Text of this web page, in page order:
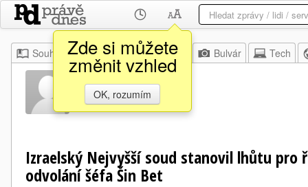
Zde si můžete
změnit vzhled
OK, rozumím
Souhrn Moje Z domova Bulvár Tech
Zion Amir
Izraelský Nejvyšší soud stanovil lhůtu pro
odvolání šéfa Šin Bet